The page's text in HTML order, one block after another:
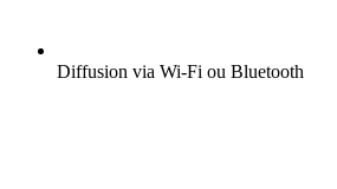
Diffusion via Wi-Fi ou Bluetooth